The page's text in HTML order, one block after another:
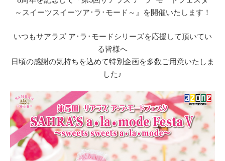
～スイーツスイーツア･ラ･モード～』を開催いたします！
いつもサアラズ ア･ラ･モードシリーズを応援して頂いてい
る皆様へ
日頃の感謝の気持ちを込めて特別企画を多数ご用意いたしま
した♪